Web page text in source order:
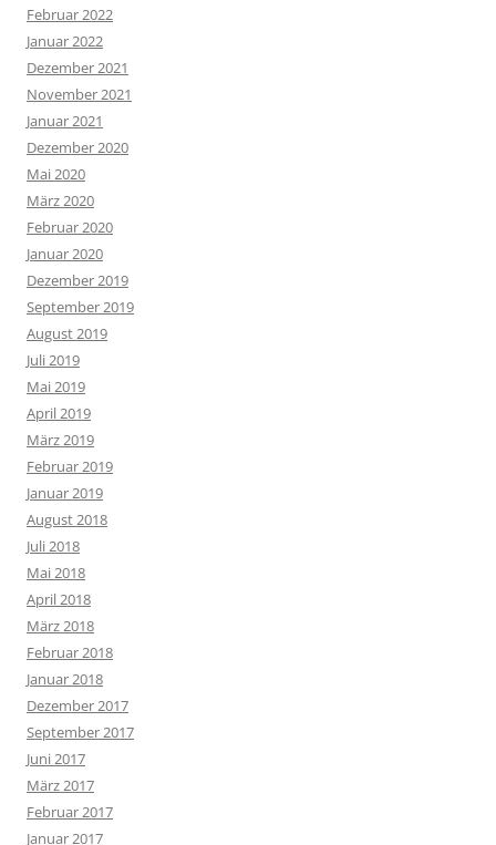
Februar 2022
Januar 2022
Dezember 2021
November 2021
Januar 2021
Dezember 2020
Mai 2020
März 2020
Februar 2020
Januar 2020
Dezember 2019
September 2019
August 2019
Juli 2019
Mai 2019
April 2019
März 2019
Februar 2019
Januar 2019
August 2018
Juli 2018
Mai 2018
April 2018
März 2018
Februar 2018
Januar 2018
Dezember 2017
September 2017
Juni 2017
März 2017
Februar 2017
Januar 2017